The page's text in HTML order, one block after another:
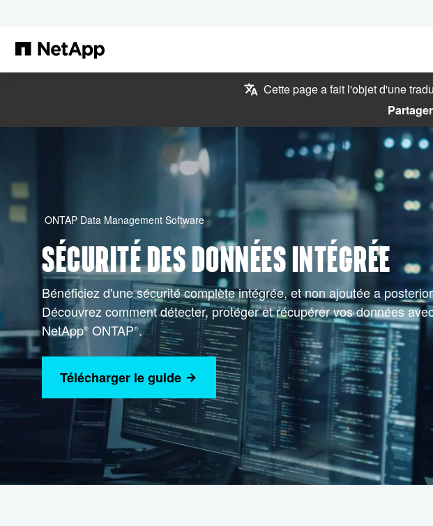
Cette page a fait l'objet d'une
ONTAP Data Management Software
SÉCURITÉ DES DONNÉES INTÉGRÉE
Bénéficiez d'une sécurité complète intégrée, et non ajoutée a
Découvrez comment détecter, protéger et récupérer vos données
NetApp® ONTAP®.
Télécharger le guide